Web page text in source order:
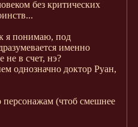
без критических
я понимаю, под
именно
не в счет, нэ?
однозначно доктор Руан,
персонажам (чтоб смешнее